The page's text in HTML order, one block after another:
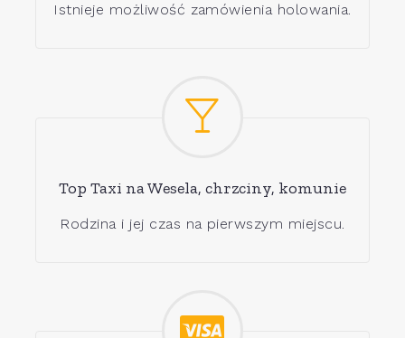
Istnieje możliwość zamówienia holowania.
Top Taxi na Wesela, chrzciny, komunie
Rodzina i jej czas na pierwszym miejscu.